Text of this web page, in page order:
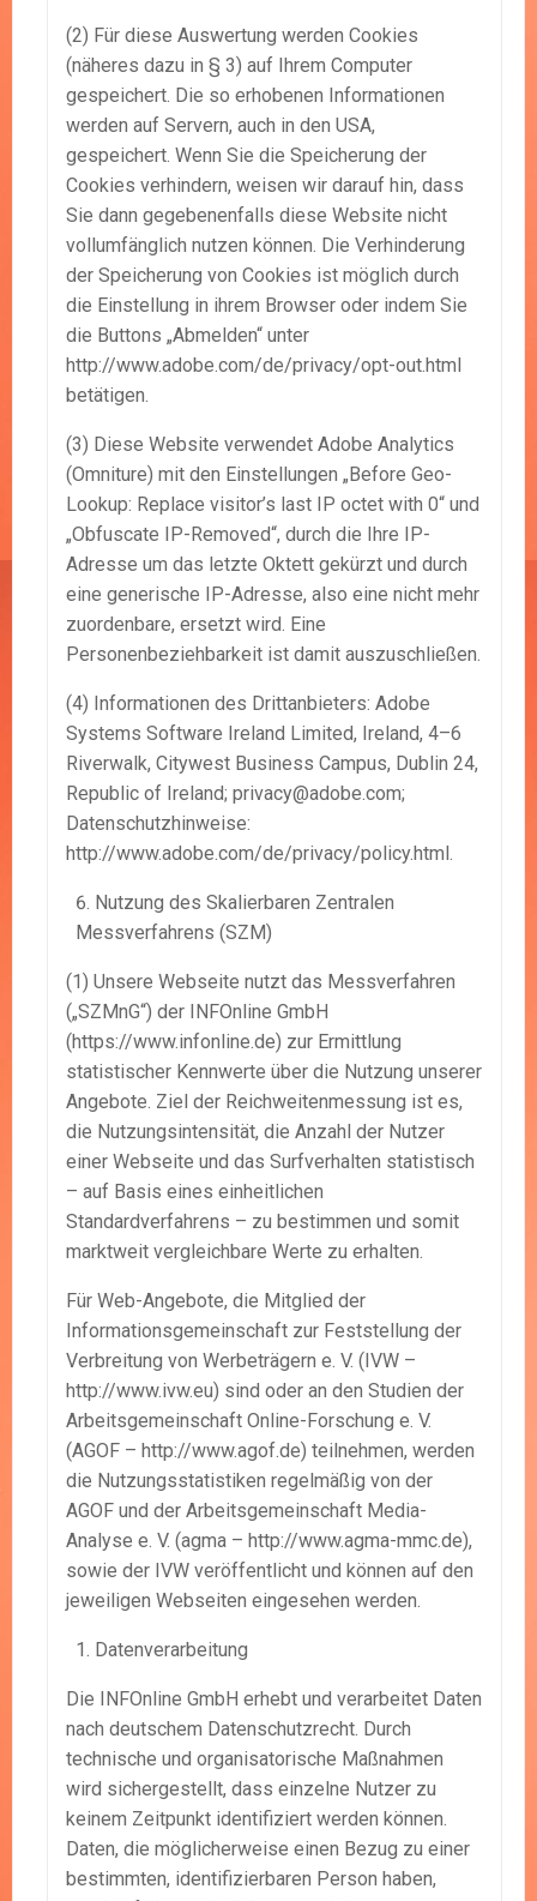
(2) Für diese Auswertung werden Cookies
(näheres dazu in § 3) auf Ihrem Computer
gespeichert. Die so erhobenen Informationen
werden auf Servern, auch in den USA,
gespeichert. Wenn Sie die Speicherung der
Cookies verhindern, weisen wir darauf hin, dass
Sie dann gegebenenfalls diese Website nicht
vollumfänglich nutzen können. Die Verhinderung
der Speicherung von Cookies ist möglich durch
die Einstellung in ihrem Browser oder indem Sie
die Buttons „Abmelden“ unter
http://www.adobe.com/de/privacy/opt-out.html
betätigen.
(3) Diese Website verwendet Adobe Analytics
(Omniture) mit den Einstellungen „Before Geo-
Lookup: Replace visitor’s last IP octet with 0“ und
„Obfuscate IP-Removed“, durch die Ihre IP-
Adresse um das letzte Oktett gekürzt und durch
eine generische IP-Adresse, also eine nicht mehr
zuordenbare, ersetzt wird. Eine
Personenbeziehbarkeit ist damit auszuschließen.
(4) Informationen des Drittanbieters: Adobe
Systems Software Ireland Limited, Ireland, 4–6
Riverwalk, Citywest Business Campus, Dublin 24,
Republic of Ireland; privacy@adobe.com;
Datenschutzhinweise:
http://www.adobe.com/de/privacy/policy.html.
Nutzung des Skalierbaren Zentralen
Messverfahrens (SZM)
(1) Unsere Webseite nutzt das Messverfahren
(„SZMnG“) der INFOnline GmbH
(https://www.infonline.de) zur Ermittlung
statistischer Kennwerte über die Nutzung unserer
Angebote. Ziel der Reichweitenmessung ist es,
die Nutzungsintensität, die Anzahl der Nutzer
einer Webseite und das Surfverhalten statistisch
– auf Basis eines einheitlichen
Standardverfahrens – zu bestimmen und somit
marktweit vergleichbare Werte zu erhalten.
Für Web-Angebote, die Mitglied der
Informationsgemeinschaft zur Feststellung der
Verbreitung von Werbeträgern e. V. (IVW –
http://www.ivw.eu) sind oder an den Studien der
Arbeitsgemeinschaft Online-Forschung e. V.
(AGOF – http://www.agof.de) teilnehmen, werden
die Nutzungsstatistiken regelmäßig von der
AGOF und der Arbeitsgemeinschaft Media-
Analyse e. V. (agma – http://www.agma-mmc.de),
sowie der IVW veröffentlicht und können auf den
jeweiligen Webseiten eingesehen werden.
Datenverarbeitung
Die INFOnline GmbH erhebt und verarbeitet Daten
nach deutschem Datenschutzrecht. Durch
technische und organisatorische Maßnahmen
wird sichergestellt, dass einzelne Nutzer zu
keinem Zeitpunkt identifiziert werden können.
Daten, die möglicherweise einen Bezug zu einer
bestimmten, identifizierbaren Person haben,